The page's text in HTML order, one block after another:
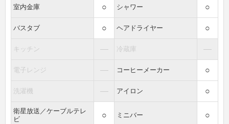
室内金庫 ○ シャワー ○
バスタブ ○ ヘアドライヤー ○
キッチン ― 冷蔵庫 ―
電子レンジ ― コーヒーメーカー ○
洗濯機 ― アイロン ○
衛星放送／ケーブルテレ
ビ
○ ミニバー ○